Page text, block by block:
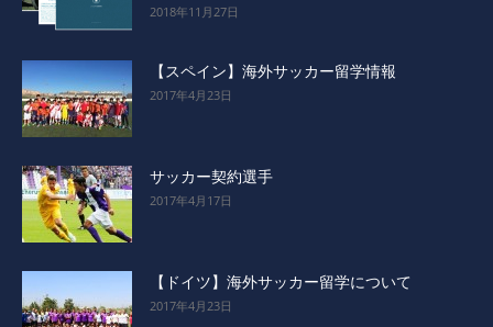
2018年11月27日
【スペイン】海外サッカー留学情報
2017年4月23日
サッカー契約選手
2017年4月17日
【ドイツ】海外サッカー留学について
2017年4月23日